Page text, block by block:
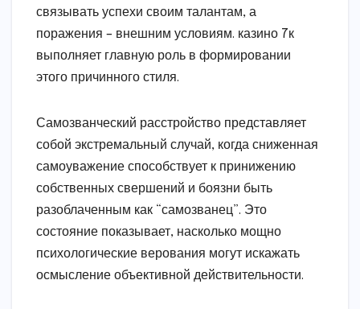
связывать успехи своим талантам, а
поражения – внешним условиям. казино 7к
выполняет главную роль в формировании
этого причинного стиля.
Самозванческий расстройство представляет
собой экстремальный случай, когда сниженная
самоуважение способствует к принижению
собственных свершений и боязни быть
разоблаченным как “самозванец”. Это
состояние показывает, насколько мощно
психологические верования могут искажать
осмысление объективной действительности.